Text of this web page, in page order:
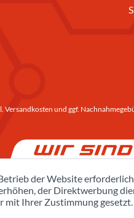
Versandkosten und ggf.
der Website
der Direktwerbung
mit Ihrer Zustimmung gesetzt.